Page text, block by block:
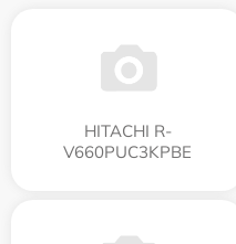
HITACHI R-
V660PUC3KPBE